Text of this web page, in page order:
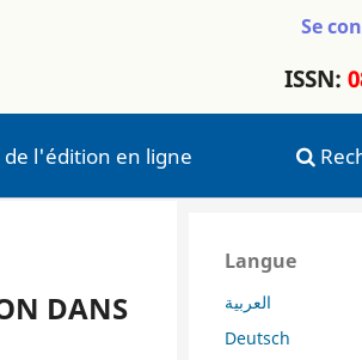
Se
ISSN:
de l'édition en ligne
DANS
Langue
العربية
Deutsch